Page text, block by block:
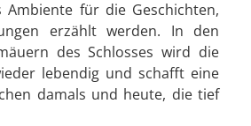
Ambiente für die Geschichten,
erzählt werden. In den
des Schlosses wird die
lebendig und schafft eine
damals und heute, die tief